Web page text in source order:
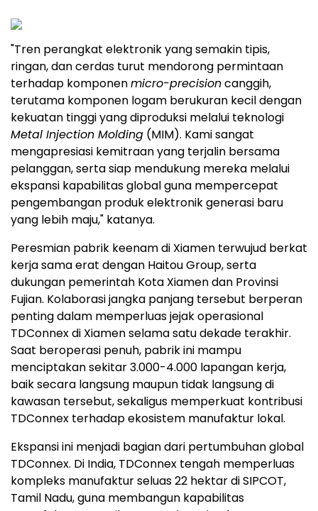
"Tren perangkat elektronik yang semakin tipis,
ringan, dan cerdas turut mendorong permintaan
terhadap komponenmicro-precisioncanggih,
terutama komponen logam berukuran kecil dengan
kekuatan tinggi yang diproduksi melalui teknologi
Metal Injection Molding (MIM). Kami sangat
mengapresiasi kemitraan yang terjalin bersama
pelanggan, serta siap mendukung mereka melalui
ekspansi kapabilitas global guna mempercepat
pengembangan produk elektronik generasi baru
yang lebih maju," katanya.
Peresmian pabrik keenam di Xiamen terwujud berkat
kerja sama erat dengan Haitou Group, serta
dukungan pemerintah Kota Xiamen dan Provinsi
Fujian. Kolaborasi jangka panjang tersebut berperan
penting dalam memperluas jejak operasional
TDConnex di Xiamen selama satu dekade terakhir.
Saat beroperasi penuh, pabrik ini mampu
menciptakan sekitar 3.000-4.000 lapangan kerja,
baik secara langsung maupun tidak langsung di
kawasan tersebut, sekaligus memperkuat kontribusi
TDConnex terhadap ekosistem manufaktur lokal.
Ekspansi ini menjadi bagian dari pertumbuhan global
TDConnex. Di India, TDConnex tengah memperluas
kompleks manufaktur seluas 22 hektar di SIPCOT,
Tamil Nadu, guna membangun kapabilitas